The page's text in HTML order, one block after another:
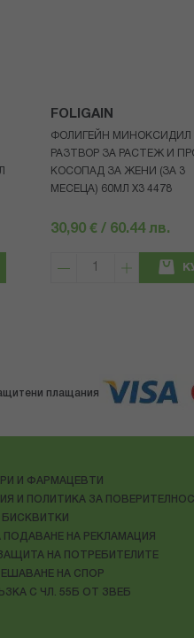
FOLIGAIN
ФОЛИГЕЙН МИНОКСИДИЛ
РАЗТВОР ЗА РАСТЕЖ И
КОСОПАД ЗА ЖЕНИ (ЗА 3
МЕСЕЦА) 60МЛ X3 4478
30,90 € / 60.44 лв.
плащания
И ФАРМАЦЕВТИ
И ПОЛИТИКА ЗА
БИСКВИТКИ
НА РЕКЛАМАЦИЯ
НА ПОТРЕБИТЕЛИТЕ
НА СПОР
С ЧЛ. 55Б ОТ ЗВЕБ